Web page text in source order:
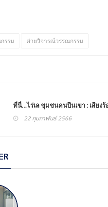
รรม ค่ายวิจารณ์วรรณกรรม
ที่นี่…ไร่เล ชุมชนคนปีนเขา : เสียง
22 กุมภาพันธ์ 2566